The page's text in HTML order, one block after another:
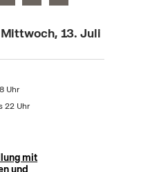
13. Juli
Uhr
22 Uhr
mit
und